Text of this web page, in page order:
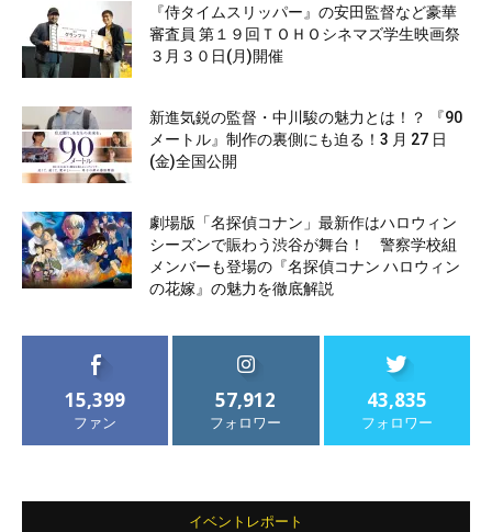
『侍タイムスリッパー』の安田監督など豪華
審査員 第１９回ＴＯＨＯシネマズ学生映画祭
３月３０日(月)開催
新進気鋭の監督・中川駿の魅力とは！？ 『90
メートル』制作の裏側にも迫る！3 月 27 日
(金)全国公開
劇場版「名探偵コナン」最新作はハロウィン
シーズンで賑わう渋谷が舞台！ 警察学校組
メンバーも登場の『名探偵コナン ハロウィン
の花嫁』の魅力を徹底解説
15,399
ファン
57,912
フォロワー
43,835
フォロワー
イベントレポート